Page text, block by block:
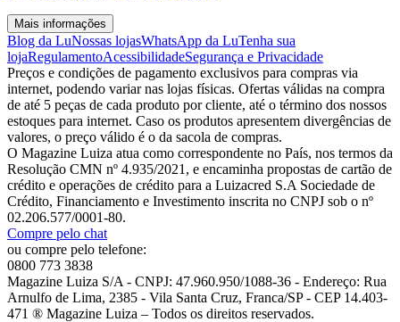
Mais informações
Blog da LuNossas lojasWhatsApp da LuTenha sua
lojaRegulamentoAcessibilidadeSegurança e Privacidade
Preços e condições de pagamento exclusivos para compras via
internet, podendo variar nas lojas físicas. Ofertas válidas na compra
de até 5 peças de cada produto por cliente, até o término dos nossos
estoques para internet. Caso os produtos apresentem divergências de
valores, o preço válido é o da sacola de compras.
O Magazine Luiza atua como correspondente no País, nos termos da
Resolução CMN nº 4.935/2021, e encaminha propostas de cartão de
crédito e operações de crédito para a Luizacred S.A Sociedade de
Crédito, Financiamento e Investimento inscrita no CNPJ sob o nº
02.206.577/0001-80.
Compre pelo chat
ou compre pelo telefone:
0800 773 3838
Magazine Luiza S/A - CNPJ: 47.960.950/1088-36 - Endereço: Rua
Arnulfo de Lima, 2385 - Vila Santa Cruz, Franca/SP - CEP 14.403-
471 ® Magazine Luiza – Todos os direitos reservados.